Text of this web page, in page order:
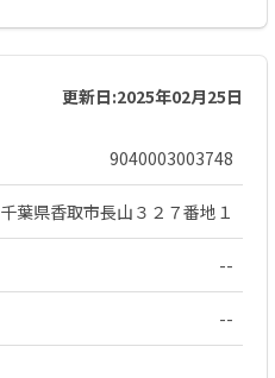
更新日:2025年02月25日
9040003003748
千葉県香取市長山３２７番地１
--
--